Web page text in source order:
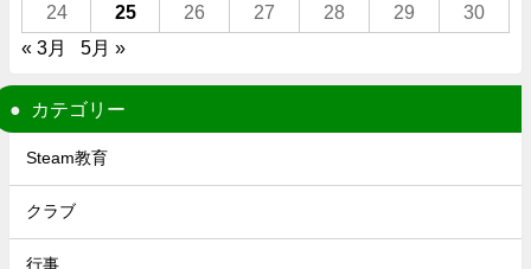
24 25 26 27 28 29
30
« 3月
5月 »
カテゴリー
Steam教育
クラブ
行事